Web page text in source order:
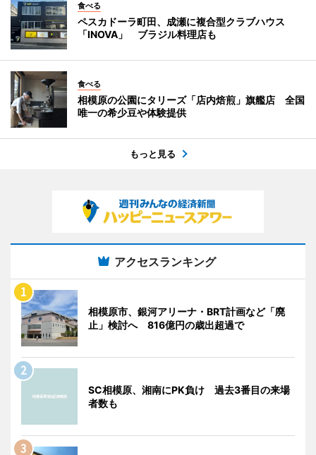
食べる
ペスカドーラ町田、成瀬に複合型クラブハウス
「INOVA」 ブラジル料理店も
食べる
相模原の公園にタリーズ「店内焙煎」旗艦店 全国
唯一の希少豆や体験提供
もっと見る
アクセスランキング
相模原市、銀河アリーナ・BRT計画など「廃
止」検討へ 816億円の歳出超過で
SC相模原、湘南にPK負け 過去3番目の来場
者数も